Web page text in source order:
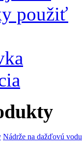
použiť
Nádrže na dažďovú vodu